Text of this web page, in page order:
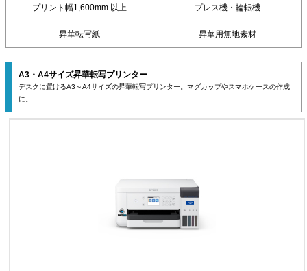
プリント幅1,600mm 以上 プレス機・輪転機
昇華転写紙 昇華用無地素材
A3・A4サイズ昇華転写プリンター
デスクに置けるA3～A4サイズの昇華転写プリンター。マグカップやスマホケースの作成
に。